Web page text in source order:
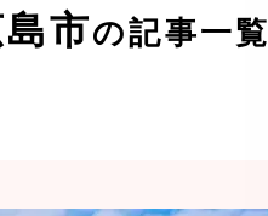
市の記事一覧